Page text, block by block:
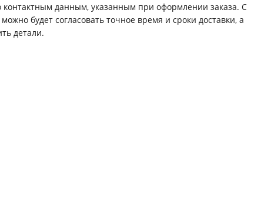
контактным данным, указанным при оформлении заказа. С
будет согласовать точное время и сроки доставки, а
детали.